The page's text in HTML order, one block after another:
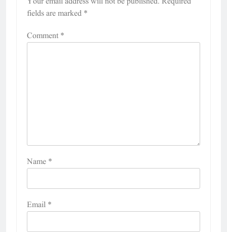
fields are marked *
Comment *
Name *
Email *